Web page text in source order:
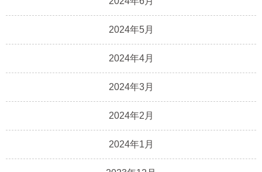
2024年5月
2024年4月
2024年3月
2024年2月
2024年1月